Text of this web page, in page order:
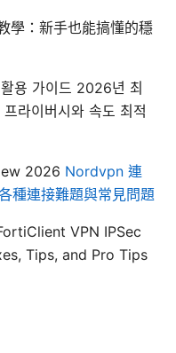
學：新手也能搞懂的穩
용 가이드 2026년 최
라이버시와 속도 최적
2026 Nordvpn 連
種連接難題與常見問題
VPN IPSec
Tips, and Pro Tips